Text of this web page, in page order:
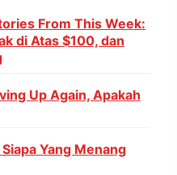
From This Week:
di Atas $100, dan
Up Again, Apakah
Yang Menang